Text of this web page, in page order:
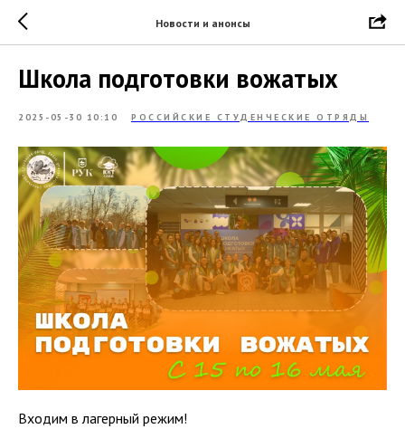
Новости и анонсы
Школа подготовки вожатых
2025-05-30 10:10 РОССИЙСКИЕ СТУДЕНЧЕСКИЕ ОТРЯДЫ
Входим в лагерный режим!